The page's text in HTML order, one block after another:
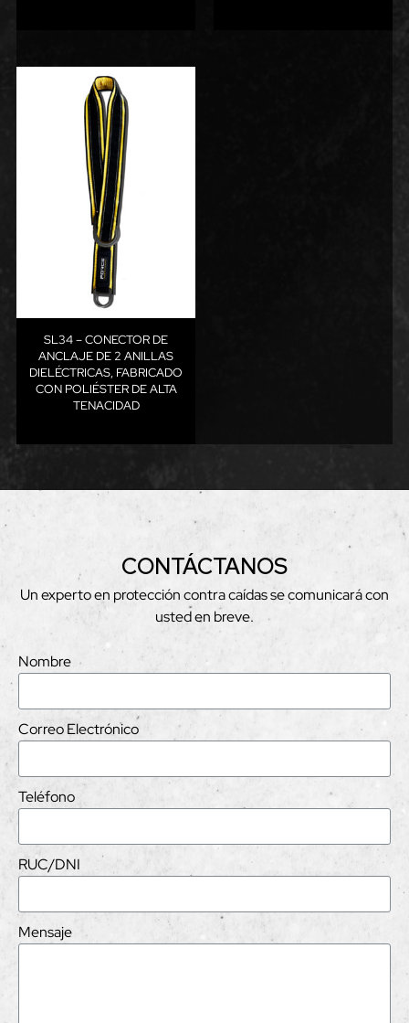
SL34 – CONECTOR DE
ANCLAJE DE 2 ANILLAS
DIELÉCTRICAS, FABRICADO
CON POLIÉSTER DE ALTA
TENACIDAD
CONTÁCTANOS
Un experto en protección contra caídas se comunicará con
usted en breve.
Nombre
Correo Electrónico
Teléfono
RUC/DNI
Mensaje